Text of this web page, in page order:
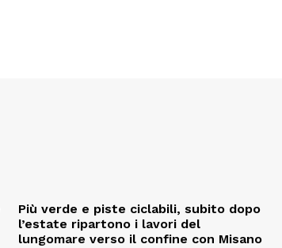
Più verde e piste ciclabili, subito dopo
l’estate ripartono i lavori del
lungomare verso il confine con Misano